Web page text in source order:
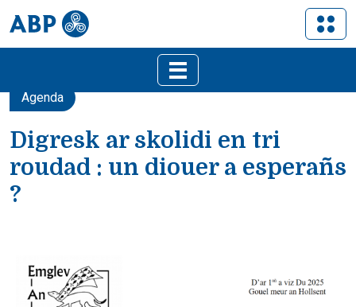
Agenda
Digresk ar skolidi en tri
roudad : un diouer a esperañs
?